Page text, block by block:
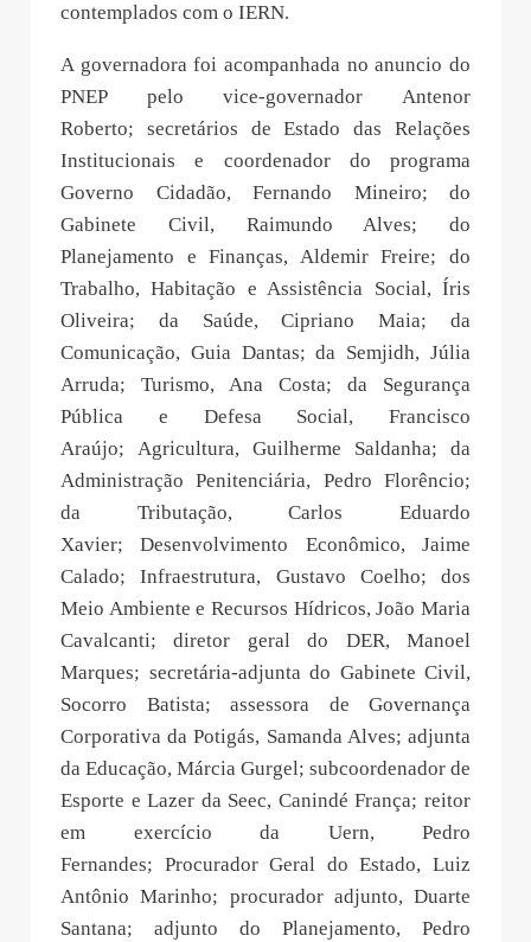
contemplados com o IERN.
A governadora foi acompanhada no anuncio do
PNEP pelo vice-governador Antenor
Roberto; secretários de Estado das Relações
Institucionais e coordenador do programa
Governo Cidadão, Fernando Mineiro; do
Gabinete Civil, Raimundo Alves; do
Planejamento e Finanças, Aldemir Freire; do
Trabalho, Habitação e Assistência Social, Íris
Oliveira; da Saúde, Cipriano Maia; da
Comunicação, Guia Dantas; da Semjidh, Júlia
Arruda; Turismo, Ana Costa; da Segurança
Pública e Defesa Social, Francisco
Araújo; Agricultura, Guilherme Saldanha; da
Administração Penitenciária, Pedro Florêncio;
da Tributação, Carlos Eduardo
Xavier; Desenvolvimento Econômico, Jaime
Calado; Infraestrutura, Gustavo Coelho; dos
Meio Ambiente e Recursos Hídricos, João Maria
Cavalcanti; diretor geral do DER, Manoel
Marques; secretária-adjunta do Gabinete Civil,
Socorro Batista; assessora de Governança
Corporativa da Potigás, Samanda Alves; adjunta
da Educação, Márcia Gurgel; subcoordenador de
Esporte e Lazer da Seec, Canindé França; reitor
em exercício da Uern, Pedro
Fernandes; Procurador Geral do Estado, Luiz
Antônio Marinho; procurador adjunto, Duarte
Santana; adjunto do Planejamento, Pedro